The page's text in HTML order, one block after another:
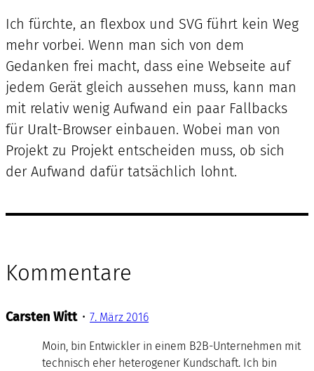
Ich fürchte, an flexbox und SVG führt kein Weg
mehr vorbei. Wenn man sich von dem
Gedanken frei macht, dass eine Webseite auf
jedem Gerät gleich aussehen muss, kann man
mit relativ wenig Aufwand ein paar Fallbacks
für Uralt-Browser einbauen. Wobei man von
Projekt zu Projekt entscheiden muss, ob sich
der Aufwand dafür tatsächlich lohnt.
Kommentare
Carsten Witt • 7. März 2016
Moin, bin Entwickler in einem B2B-Unternehmen mit
technisch eher heterogener Kundschaft. Ich bin